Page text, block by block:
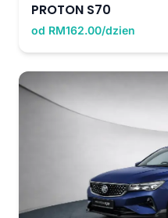
PROTON S70
od RM162.00/dzien